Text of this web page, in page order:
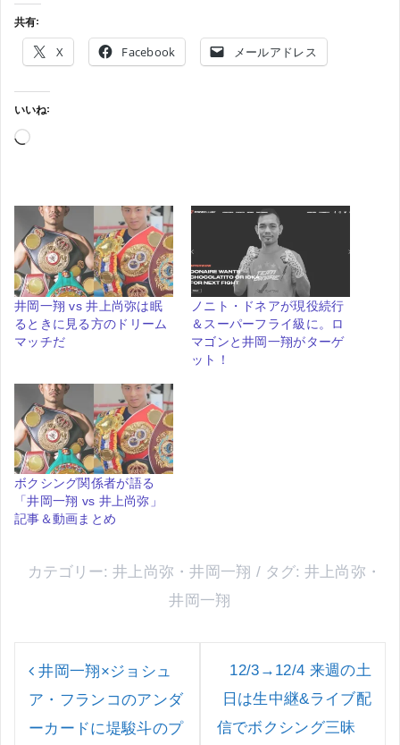
共有:
X Facebook メールアドレス
いいね:
読
み
中…
井岡一翔 vs 井上尚弥は眠
るときに見る方のドリーム
マッチだ
ノニト・ドネアが現役続行
＆スーパーフライ級に。ロ
マゴンと井岡一翔がターゲ
ット！
ボクシング関係者が語る
「井岡一翔 vs 井上尚弥」
記事＆動画まとめ
カテゴリー: 井上尚弥 ・井岡一翔 タグ: 井上尚弥 ・
井岡一翔
稿
ナ
ゲ
井岡一翔×ジョシュ
ア・フランコのアンダ
ーカードに堤駿斗のプ
12/3→12/4 来週の土
日は生中継&ライブ配
信でボクシング三昧